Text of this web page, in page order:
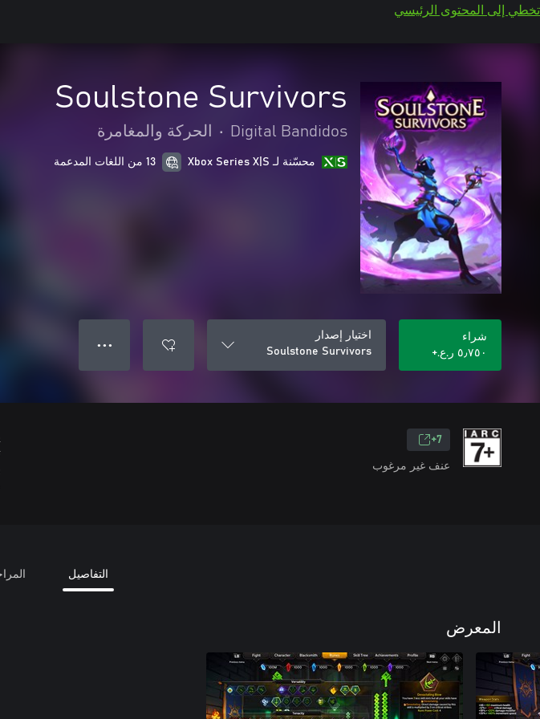
تخطي إلى المحتوى الرئيسي
Soulstone Survivors
Digital Bandidos
• الحركة والمغامرة
محسّنة لـ Xbox Series X|S 13 من اللغات المدعمة
شراء
٥٫٧٥٠ ر.ع.‏+
اختيار إصدار
Soulstone Survivors
● ● ●
7+
عنف غير مرغوب
التفاصيل
المعرض